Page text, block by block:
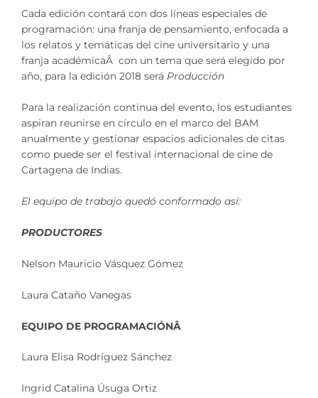
Cada edición contará con dos líneas especiales de
programación: una franja de pensamiento, enfocada a
los relatos y temáticas del cine universitario y una
franja académicaÂ con un tema que será elegido por
año, para la edición 2018 será Producción
Para la realización continua del evento, los estudiantes
aspiran reunirse en círculo en el marco del BAM
anualmente y gestionar espacios adicionales de citas
como puede ser el festival internacional de cine de
Cartagena de Indias.
El equipo de trabajo quedó conformado así:
PRODUCTORES
Nelson Mauricio Vásquez Gómez
Laura Cataño Vanegas
EQUIPO DE PROGRAMACIÓNÂ
Laura Elisa Rodríguez Sánchez
Ingrid Catalina Úsuga Ortiz